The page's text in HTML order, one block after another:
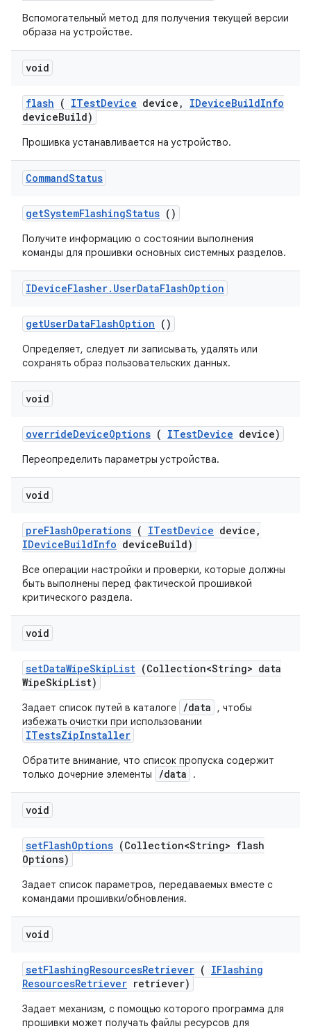
Вспомогательный метод для получения текущей версии
образа на устройстве.
void
flash ( ITestDevice device , IDeviceBuildInfo
deviceBuild)
Прошивка устанавливается на устройство.
CommandStatus
getSystemFlashingStatus ()
Получите информацию о состоянии выполнения
команды для прошивки основных системных разделов.
IDeviceFlasher. UserDataFlashOption
getUserDataFlashOption ()
Определяет, следует ли записывать, удалять или
сохранять образ пользовательских данных.
void
overrideDeviceOptions ( ITestDevice device)
Переопределить параметры устройства.
void
preFlashOperations ( ITestDevice device ,
IDeviceBuildInfo deviceBuild)
Все операции настройки и проверки, которые должны
быть выполнены перед фактической прошивкой
критического раздела.
void
setDataWipeSkipList (Collection<String> data
WipeSkipList)
Задает список путей в каталоге /data
, чтобы
избежать очистки при использовании
ITestsZipInstaller
Обратите внимание, что список пропуска содержит
только дочерние элементы
/data .
void
setFlashOptions (Collection<String> flash
Options)
Задает список параметров, передаваемых вместе с
командами прошивки/обновления.
void
setFlashingResourcesRetriever ( IFlashing
ResourcesRetriever retriever)
Задает механизм, с помощью которого программа для
прошивки может получать файлы ресурсов для